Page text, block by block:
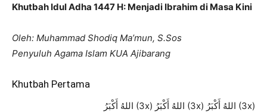
Khutbah Idul Adha 1447 H: Menjadi Ibrahim di Masa Kini
Oleh: Muhammad Shodiq Ma’mun, S.Sos
Penyuluh Agama Islam KUA Ajibarang
Khutbah Pertama
اللهُ أَكْبَرُ (3x) اللهُ أَكْبَرُ (3x) اللهُ أَكْبَرُ (3x)